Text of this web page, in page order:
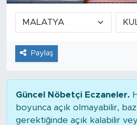
Paylaş
Güncel Nöbetçi Eczaneler.
boyunca açık olmayabilir,
gerektiğinde açık kalabilir